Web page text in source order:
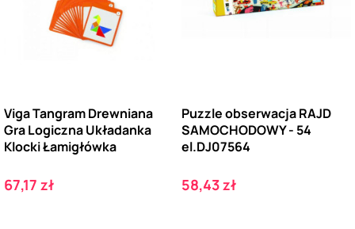
Viga Tangram Drewniana
Gra Logiczna Układanka
Klocki Łamigłówka
Cena
67,17 zł
Puzzle obserwacja RAJD
SAMOCHODOWY - 54
el.DJ07564
Cena
58,43 zł